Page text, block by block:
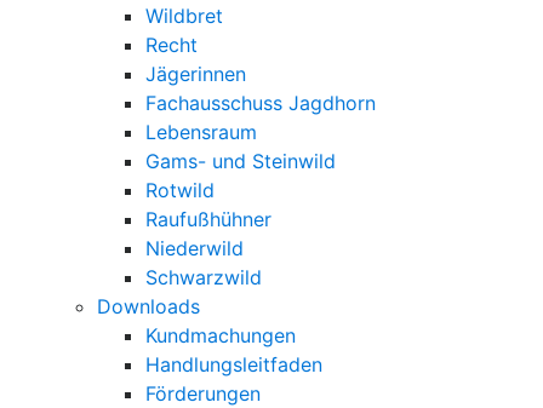
Wildbret
Recht
Jägerinnen
Fachausschuss Jagdhorn
Lebensraum
Gams- und Steinwild
Rotwild
Raufußhühner
Niederwild
Schwarzwild
Downloads
Kundmachungen
Handlungsleitfaden
Förderungen